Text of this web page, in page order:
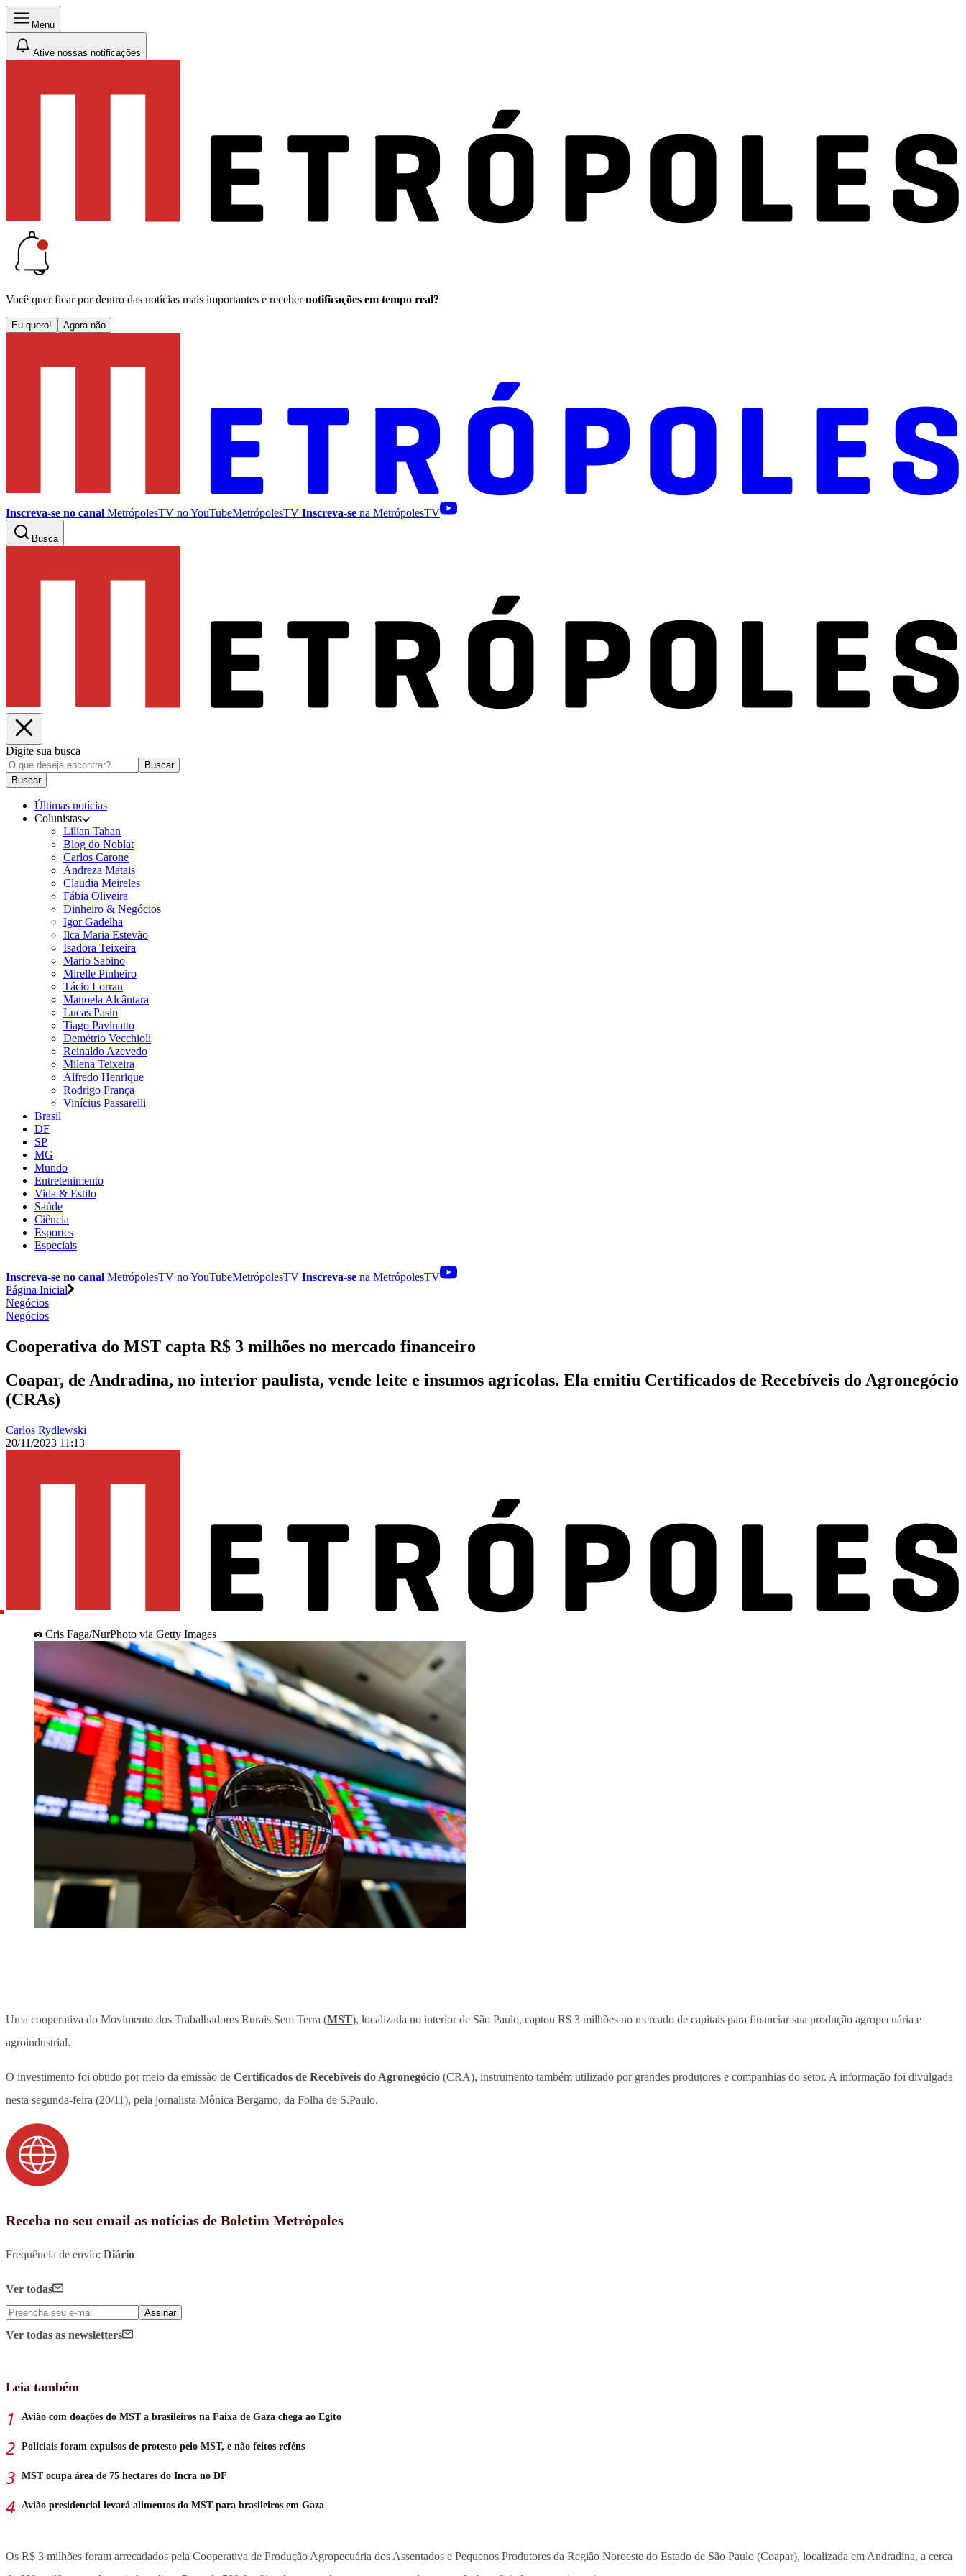
Menu
Ative nossas notificações
Você quer ficar por dentro das notícias mais importantes e receber notificações em tempo real?
Eu quero! Agora não
Inscreva-se no canal MetrópolesTV noYouTubeMetrópolesTV Inscreva-se na MetrópolesTV
Busca
Digite sua busca
Buscar
Buscar
Últimas notícias
Colunistas
Lilian Tahan
Blog do Noblat
Carlos Carone
Andreza Matais
Claudia Meireles
Fábia Oliveira
Dinheiro & Negócios
Igor Gadelha
Ilca Maria Estevão
Isadora Teixeira
Mario Sabino
Mirelle Pinheiro
Tácio Lorran
Manoela Alcântara
Lucas Pasin
Tiago Pavinatto
Demétrio Vecchioli
Reinaldo Azevedo
Milena Teixeira
Alfredo Henrique
Rodrigo França
Vinícius Passarelli
Brasil
DF
SP
MG
Mundo
Entretenimento
Vida & Estilo
Saúde
Ciência
Esportes
Especiais
Inscreva-se no canal MetrópolesTV noYouTubeMetrópolesTV Inscreva-se na MetrópolesTV
Página Inicial
Negócios
Negócios
Cooperativa do MST capta R$ 3 milhões no mercado financeiro
Coapar, de Andradina, no interior paulista, vende leite e insumos agrícolas. Ela emitiu Certificados de Recebíveis do Agronegócio
(CRAs)
Carlos Rydlewski
20/11/2023 11:13
Cris Faga/NurPhoto via Getty Images
Uma cooperativa do Movimento dos Trabalhadores Rurais Sem Terra (MST), localizada no interior de São Paulo, captou R$ 3 milhões no mercado de capitais para financiar sua produção agropecuária e
agroindustrial.
O investimento foi obtido por meio da emissão de Certificados de Recebíveis do Agronegócio (CRA), instrumento também utilizado por grandes produtores e companhias do setor. A informação foi divulgada
nesta segunda-feira (20/11), pela jornalista Mônica Bergamo, da Folha de S.Paulo.
Receba no seu email as notícias de Boletim Metrópoles
Frequência de envio: Diário
Ver todas
Assinar
Ver todas as newsletters
Leia também
Avião com doações do MST a brasileiros na Faixa de Gaza chega ao Egito
Policiais foram expulsos de protesto pelo MST, e não feitos reféns
MST ocupa área de 75 hectares do Incra no DF
Avião presidencial levará alimentos do MST para brasileiros em Gaza
Os R$ 3 milhões foram arrecadados pela Cooperativa de Produção Agropecuária dos Assentados e Pequenos Produtores da Região Noroeste do Estado de São Paulo (Coapar), localizada em Andradina, a cerca